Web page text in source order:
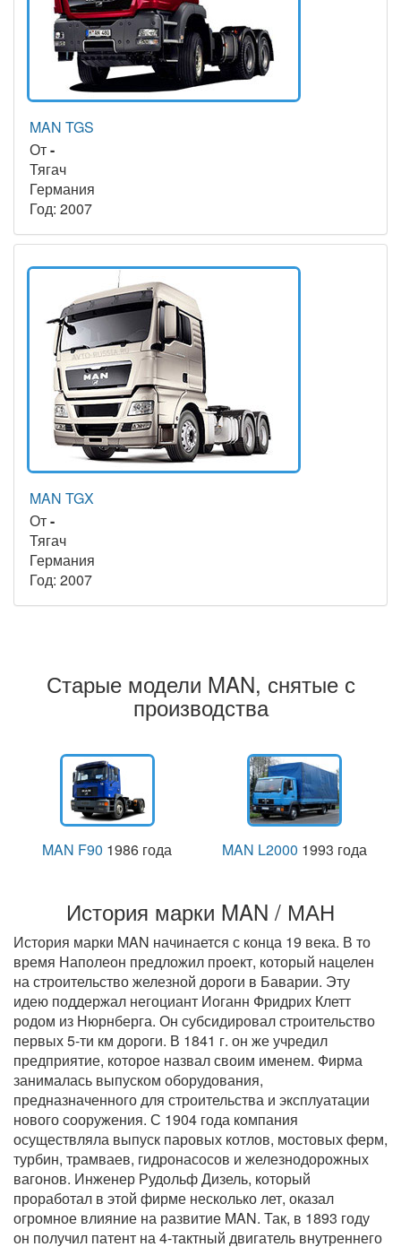
MAN TGS
От-
Тягач
Германия
Год: 2007
MAN TGX
От-
Тягач
Германия
Год: 2007
Старые модели MAN, снятые с
производства
MAN F90 1986 года MAN L2000 1993 года
История марки MAN / МАН
История марки MAN начинается с конца 19 века. В то
время Наполеон предложил проект, который нацелен
на строительство железной дороги в Баварии. Эту
идею поддержал негоциант Иоганн Фридрих Клетт
родом из Нюрнберга. Он субсидировал строительство
первых 5-ти км дороги. В 1841 г. он же учредил
предприятие, которое назвал своим именем. Фирма
занималась выпуском оборудования,
предназначенного для строительства и эксплуатации
нового сооружения. С 1904 года компания
осуществляла выпуск паровых котлов, мостовых ферм,
турбин, трамваев, гидронасосов и железнодорожных
вагонов. Инженер Рудольф Дизель, который
проработал в этой фирме несколько лет, оказал
огромное влияние на развитие MAN. Так, в 1893 году
он получил патент на 4-тактный двигатель внутреннего